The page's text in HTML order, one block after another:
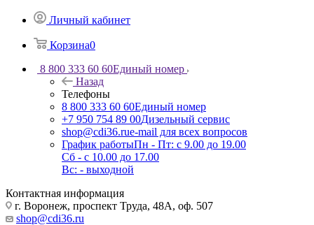
Личный кабинет
Корзина0
8 800 333 60 60Единый номер
Назад
Телефоны
8 800 333 60 60Единый номер
+7 950 754 89 00Дизельный сервис
shop@cdi36.rue-mail для всех вопросов
График работыПн - Пт: с 9.00 до 19.00
Сб - с 10.00 до 17.00
Вс: - выходной
Контактная информация
г. Воронеж, проспект Труда, 48А, оф. 507
shop@cdi36.ru